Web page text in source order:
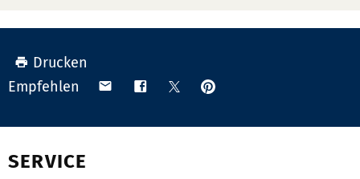
Drucken
Empfehlen
Teilen Teilen TeilenAnpinnen
SERVICE